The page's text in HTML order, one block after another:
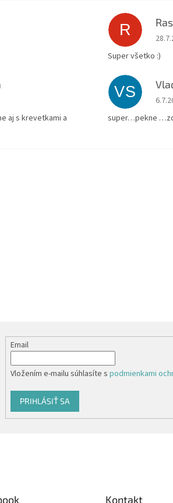
5 hviezdičiek. R
Super všetko :)
5 hviezdičiek.
aj s krevetkami a
VS
super…pekne
Email
Vložením e-mailu súhlasíte spodmienkami
PRIHLÁSIŤ SA
Kontakt